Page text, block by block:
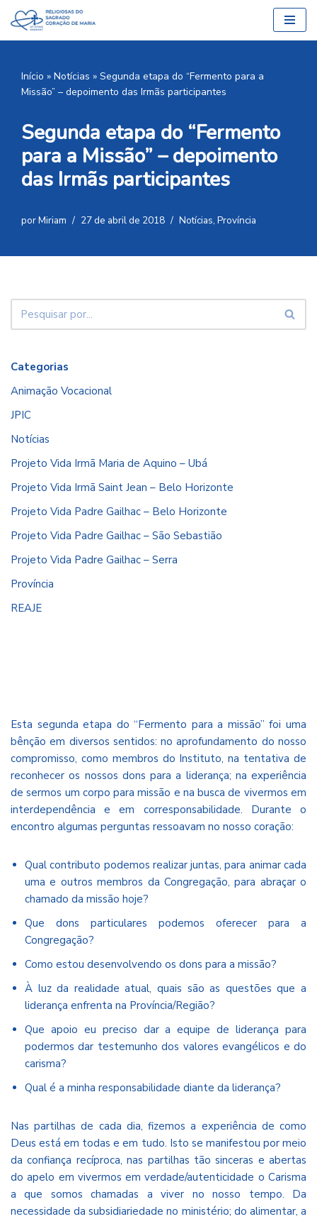
Pular
conteúdo
Início » Notícias » Segunda etapa do “Fermento para a
Missão” – depoimento das Irmãs participantes
Segunda etapa do “Fermento
para a Missão” – depoimento
das Irmãs participantes
porMiriam 27 de abril de 2018 Notícias, Província
Categorias
Animação Vocacional
JPIC
Notícias
Projeto Vida Irmã Maria de Aquino – Ubá
Projeto Vida Irmã Saint Jean – Belo Horizonte
Projeto Vida Padre Gailhac – Belo Horizonte
Projeto Vida Padre Gailhac – São Sebastião
Projeto Vida Padre Gailhac – Serra
Província
REAJE
Esta segunda etapa do “Fermento para a missão” foi uma
bênção em diversos sentidos: no aprofundamento do nosso
compromisso, como membros do Instituto, na tentativa de
reconhecer os nossos dons para a liderança; na experiência
de sermos um corpo para missão e na busca de vivermos em
interdependência e em corresponsabilidade. Durante o
encontro algumas perguntas ressoavam no nosso coração:
Qual contributo podemos realizar juntas, para animar cada
uma e outros membros da Congregação, para abraçar o
chamado da missão hoje?
Que dons particulares podemos oferecer para a
Congregação?
Como estou desenvolvendo os dons para a missão?
À luz da realidade atual, quais são as questões que a
liderança enfrenta na Província/Região?
Que apoio eu preciso dar a equipe de liderança para
podermos dar testemunho dos valores evangélicos e do
carisma?
Qual é a minha responsabilidade diante da liderança?
Nas partilhas de cada dia, fizemos a experiência de como
Deus está em todas e em tudo. Isto se manifestou por meio
da confiança recíproca, nas partilhas tão sinceras e abertas
do apelo em vivermos em verdade/autenticidade o Carisma
a que somos chamadas a viver no nosso tempo. Da
necessidade da subsidiariedade no ministério; do alimentar, a